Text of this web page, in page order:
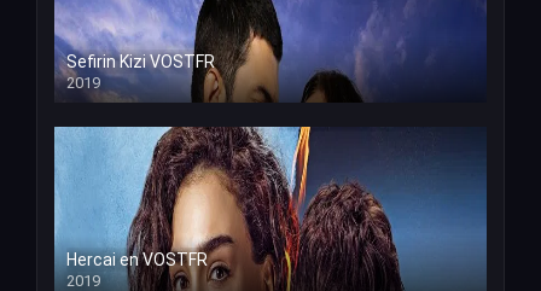
Sefirin Kizi VOSTFR
2019
Hercai en VOSTFR
2019